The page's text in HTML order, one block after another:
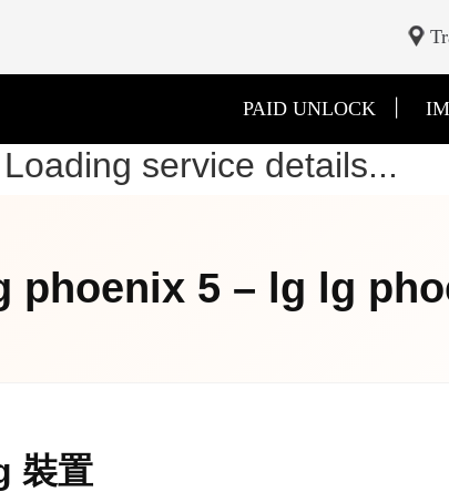
PAID UNLOCK
Loading service details...
phoenix 5 – lg lg
裝置